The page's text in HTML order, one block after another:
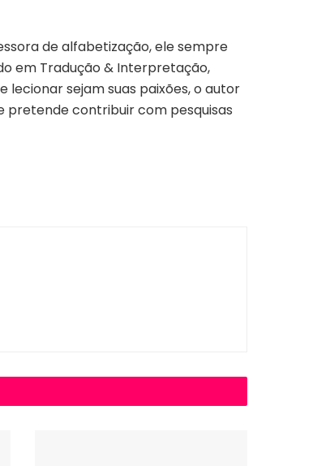
de alfabetização, ele sempre
em Tradução & Interpretação,
lecionar sejam suas paixões, o autor
pretende contribuir com pesquisas